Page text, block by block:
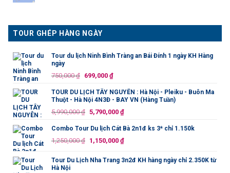
TOUR GHÉP HÀNG NGÀY
Tour du lịch Ninh Bình Tràng an Bái Đính 1 ngày KH Hàng
ngày
750,000₫ Giá
là:
750,000 ₫.
699,000 ₫Giá
tại
699,000 ₫.
TOUR DU LỊCH TÂY NGUYÊN : Hà Nội - Pleiku - Buôn Ma
Thuột - Hà Nội 4N3Đ - BAY VN (Hàng Tuần)
5,990,000₫ Giá
là:
5,990,000 ₫.
5,790,000 ₫Giá
tại
là:
Combo Tour Du lịch Cát Bà 2n1đ ks 3* chỉ 1.150k
1,250,000₫ Giá
là:
1,150,000 ₫Giá
tại
Tour Du Lịch Nha Trang 3n2đ KH hàng ngày chỉ 2.350K từ
Hà Nội